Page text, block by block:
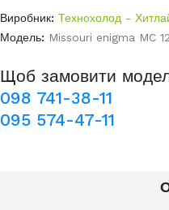
Виробник: Технохолод -
Модель: Missouri enigma MC
Щоб замовити
098 741-38-11
095 574-47-11